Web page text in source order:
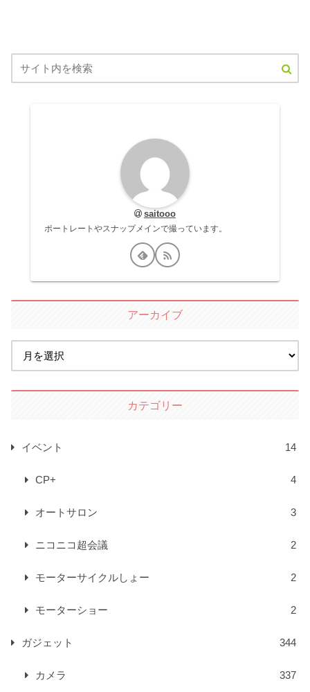
saitooo
ポートレートやスナップメインで撮っています。
アーカイブ
カテゴリー
イベント 14
CP+ 4
オートサロン 3
ニコニコ超会議 2
モーターサイクルしょー 2
モーターショー 2
ガジェット 344
カメラ 337